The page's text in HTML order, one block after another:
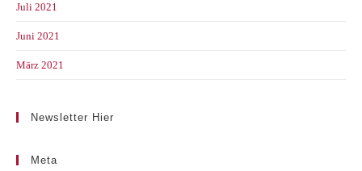
Juli 2021
Juni 2021
März 2021
Newsletter Hier
Meta